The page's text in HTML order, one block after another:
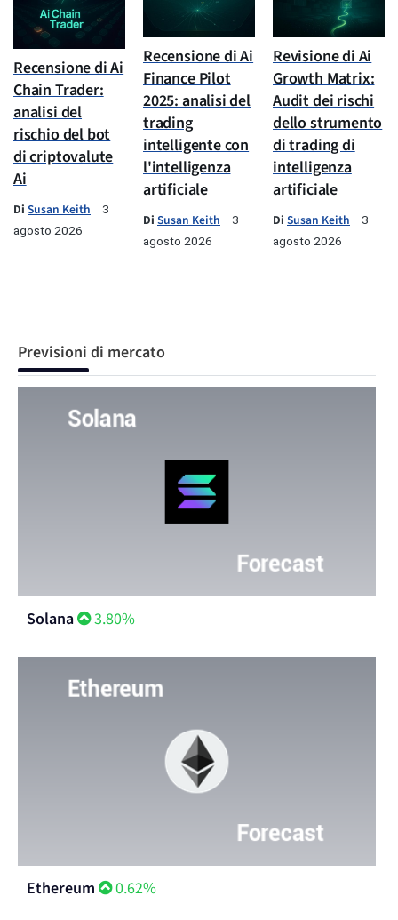
Recensione di Ai
Chain Trader:
analisi del
rischio del bot
di criptovalute
Ai
Di Susan Keith
3
agosto 2026
Recensione di Ai
Finance Pilot
2025: analisi del
trading
intelligente con
l'intelligenza
artificiale
Di Susan Keith
3
agosto 2026
Revisione di Ai
Growth Matrix:
Audit dei rischi
dello strumento
di trading di
intelligenza
artificiale
Di Susan Keith
3
agosto 2026
Previsioni di mercato
Solana 3.80%
Ethereum 0.62%